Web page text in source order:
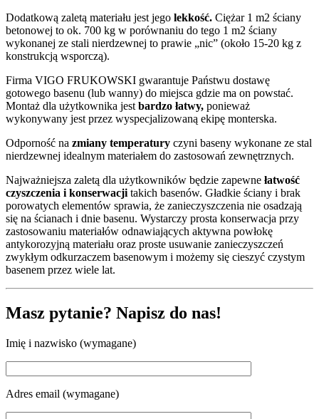
Dodatkową zaletą materiału jest jego lekkość. Ciężar 1 m2 ściany
betonowej to ok. 700 kg w porównaniu do tego 1 m2 ściany
wykonanej ze stali nierdzewnej to prawie „nic” (około 15-20 kg z
konstrukcją wsporczą).
Firma VIGO FRUKOWSKI gwarantuje Państwu dostawę
gotowego basenu (lub wanny) do miejsca gdzie ma on powstać.
Montaż dla użytkownika jest bardzo łatwy, ponieważ
wykonywany jest przez wyspecjalizowaną ekipę monterska.
Odporność na zmiany temperatury czyni baseny wykonane ze stal
nierdzewnej idealnym materiałem do zastosowań zewnętrznych.
Najważniejsza zaletą dla użytkowników będzie zapewne łatwość
czyszczenia i konserwacji takich basenów. Gładkie ściany i brak
porowatych elementów sprawia, że zanieczyszczenia nie osadzają
się na ścianach i dnie basenu. Wystarczy prosta konserwacja przy
zastosowaniu materiałów odnawiających aktywna powłokę
antykorozyjną materiału oraz proste usuwanie zanieczyszczeń
zwykłym odkurzaczem basenowym i możemy się cieszyć czystym
basenem przez wiele lat.
Masz pytanie? Napisz do nas!
Imię i nazwisko (wymagane)
Adres email (wymagane)